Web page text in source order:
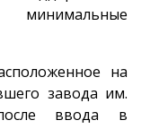
на
завода им.
ввода в